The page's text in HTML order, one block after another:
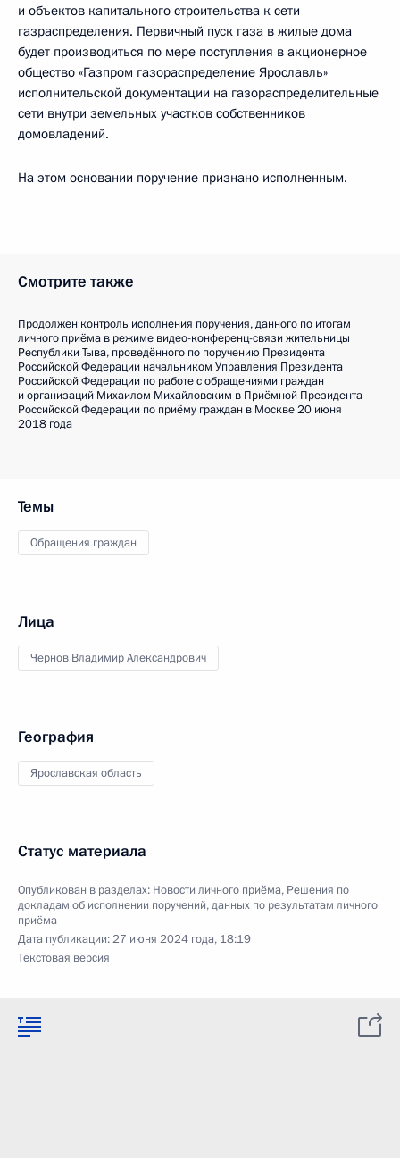
и объектов капитального строительства к сети
газраспределения. Первичный пуск газа в жилые дома
будет производиться по мере поступления в акционерное
общество «Газпром газораспределение Ярославль»
исполнительской документации на газораспределительные
сети внутри земельных участков собственников
домовладений.
На этом основании поручение признано исполненным.
Смотрите также
Продолжен контроль исполнения поручения, данного по итогам
личного приёма в режиме видео-конференц-связи жительницы
Республики Тыва, проведённого по поручению Президента
Российской Федерации начальником Управления Президента
Российской Федерации по работе с обращениями граждан
и организаций Михаилом Михайловским в Приёмной Президента
Российской Федерации по приёму граждан в Москве 20 июня
2018 года
Темы
Обращения граждан
Лица
Чернов Владимир Александрович
География
Ярославская область
Статус материала
Опубликован в разделах: Новости личного приёма, Решения по
докладам об исполнении поручений, данных по результатам личного
приёма
Дата публикации:27 июня 2024 года, 18:19
Текстовая версия